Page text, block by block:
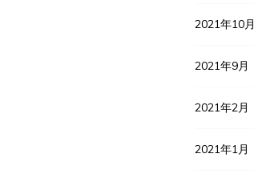
2021年10月
2021年9月
2021年2月
2021年1月